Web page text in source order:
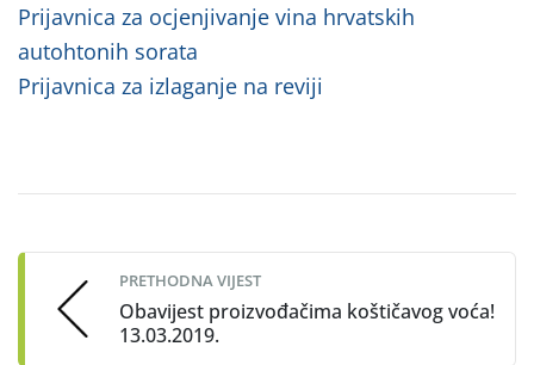
Prijavnica za ocjenjivanje vina hrvatskih
autohtonih sorata
Prijavnica za izlaganje na reviji
navigation
PRETHODNA VIJEST
Obavijest proizvođačima koštičavog voća!
13.03.2019.